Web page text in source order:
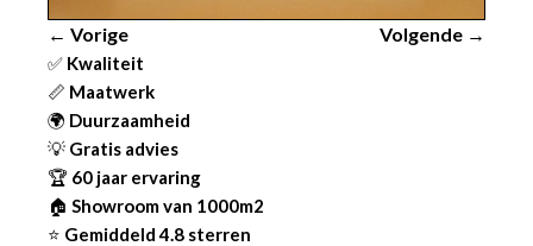
← Vorige Volgende →
✅ Kwaliteit
📏 Maatwerk
🌍 Duurzaamheid
💡 Gratis advies
🏆 60 jaar ervaring
🏠 Showroom van 1000m2
⭐ Gemiddeld 4.8 sterren